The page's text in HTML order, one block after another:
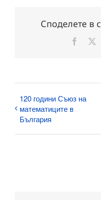
Споделете в
120 години Съюз на
математиците в
България